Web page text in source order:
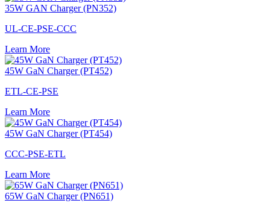
35W GAN Charger (PN352)
UL-CE-PSE-CCC
Learn More
45W GaN Charger (PT452)
ETL-CE-PSE
Learn More
45W GaN Charger (PT454)
CCC-PSE-ETL
Learn More
65W GaN Charger (PN651)